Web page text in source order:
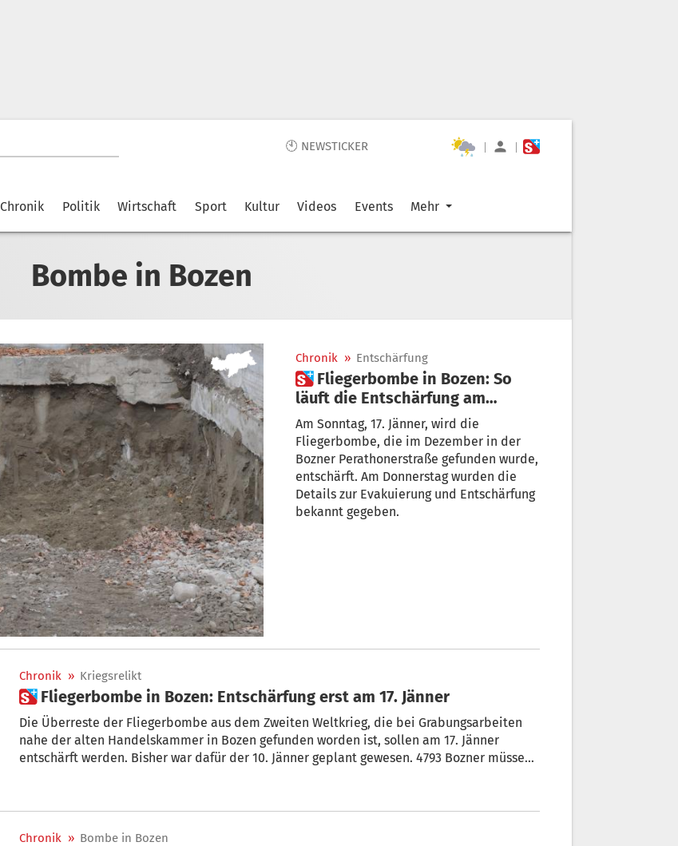
🕙 NEWSTICKER | |
Chronik Politik Wirtschaft Sport Kultur Videos Events Mehr
Bombe in Bozen
Chronik » Entschärfung
 Fliegerbombe in Bozen: So
läuft die Entschärfung am
Sonntag ab
Am Sonntag, 17. Jänner, wird die
Fliegerbombe, die im Dezember in der
Bozner Perathonerstraße gefunden wurde,
entschärft. Am Donnerstag wurden die
Details zur Evakuierung und Entschärfung
bekannt gegeben.
Chronik » Kriegsrelikt
 Fliegerbombe in Bozen: Entschärfung erst am 17. Jänner
Die Überreste der Fliegerbombe aus dem Zweiten Weltkrieg, die bei Grabungsarbeiten
nahe der alten Handelskammer in Bozen gefunden worden ist, sollen am 17. Jänner
entschärft werden. Bisher war dafür der 10. Jänner geplant gewesen. 4793 Bozner müssen
Chronik » Bombe in Bozen